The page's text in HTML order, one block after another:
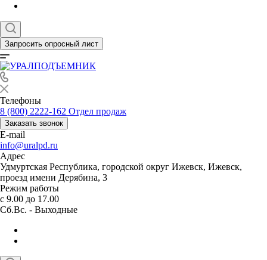
Запросить опросный лист
Телефоны
8 (800) 2222-162 Отдел продаж
Заказать звонок
E-mail
info@uralpd.ru
Адрес
Удмуртская Республика, городской округ Ижевск, Ижевск,
проезд имени Дерябина, 3
Режим работы
с 9.00 до 17.00
Сб.Вс. - Выходные